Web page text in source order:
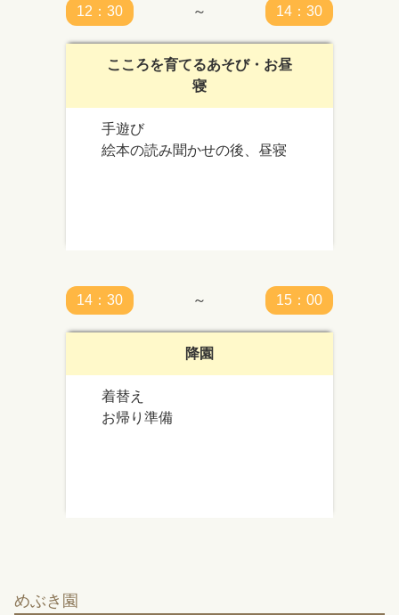
12：30 ～ 14：30
こころを育てるあそび・お昼
寝
手遊び
絵本の読み聞かせの後、昼寝
14：30 ～ 15：00
降園
着替え
お帰り準備
めぶき園